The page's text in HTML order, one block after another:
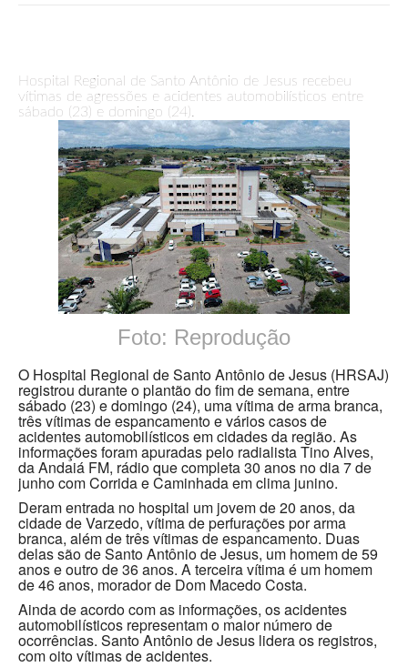
Hospital Regional de Santo Antônio de Jesus recebeu
vítimas de agressões e acidentes automobilísticos entre
sábado (23) e domingo (24).
Foto: Reprodução
O Hospital Regional de Santo Antônio de Jesus (HRSAJ)
registrou durante o plantão do fim de semana, entre
sábado (23) e domingo (24), uma vítima de arma branca,
três vítimas de espancamento e vários casos de
acidentes automobilísticos em cidades da região. As
informações foram apuradas pelo radialista Tino Alves,
da Andaiá FM, rádio que completa 30 anos no dia 7 de
junho com Corrida e Caminhada em clima junino.
Deram entrada no hospital um jovem de 20 anos, da
cidade de Varzedo, vítima de perfurações por arma
branca, além de três vítimas de espancamento. Duas
delas são de Santo Antônio de Jesus, um homem de 59
anos e outro de 36 anos. A terceira vítima é um homem
de 46 anos, morador de Dom Macedo Costa.
Ainda de acordo com as informações, os acidentes
automobilísticos representam o maior número de
ocorrências. Santo Antônio de Jesus lidera os registros,
com oito vítimas de acidentes.